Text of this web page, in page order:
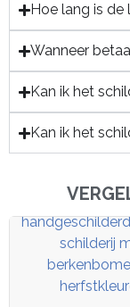
Hoe lang is de
Wanneer
Kan ik het
Kan ik het